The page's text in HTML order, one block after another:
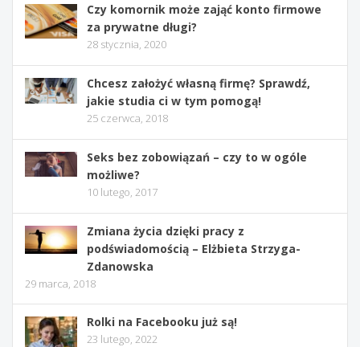
Czy komornik może zająć konto firmowe
za prywatne długi?
28 stycznia, 2020
Chcesz założyć własną firmę? Sprawdź,
jakie studia ci w tym pomogą!
25 czerwca, 2018
Seks bez zobowiązań – czy to w ogóle
możliwe?
10 lutego, 2017
Zmiana życia dzięki pracy z
podświadomością – Elżbieta Strzyga-
Zdanowska
29 marca, 2018
Rolki na Facebooku już są!
23 lutego, 2022